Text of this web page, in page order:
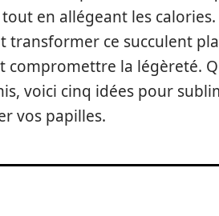
en allégeant les
ce succulent
la légèreté.
voici cinq idées pour
vos papilles.